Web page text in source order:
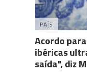
PAÍS
Acordo
ibéricas
saída", diz